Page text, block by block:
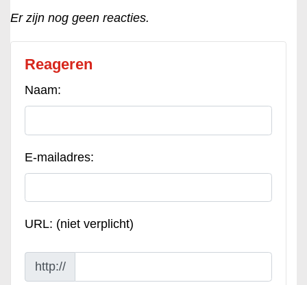
Er zijn nog geen reacties.
Reageren
Naam:
E-mailadres:
URL: (niet verplicht)
http://